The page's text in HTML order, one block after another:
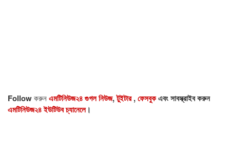
Followকরুনএমটিনিউজ২৪ গুগল নিউজ,টুইটার,ফেসবুকএবং সাবস্ক্রাইব করুন
এমটিনিউজ২৪ ইউটিউব চ্যানেলে।